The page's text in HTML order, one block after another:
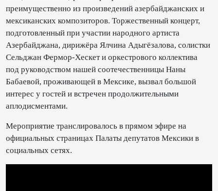
преимущественно из произведений азербайджанских и
мексиканских композиторов. Торжественный концерт,
подготовленный при участии народного артиста
Азербайджана, дирижёра Ялчина Адыгёзалова, солистки
Сельджан Фермор-Хескет и оркестрового коллектива
под руководством нашей соотечественницы Наны
Бабаевой, проживающей в Мексике, вызвал большой
интерес у гостей и встречен продолжительными
аплодисментами.
Мероприятие транслировалось в прямом эфире на
официальных страницах Палаты депутатов Мексики в
социальных сетях.